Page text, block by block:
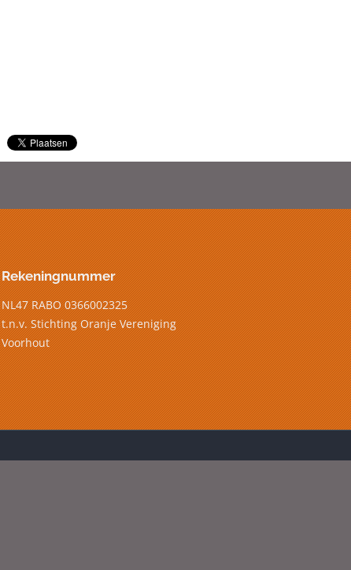
Rekeningnummer
NL47 RABO 0366002325
t.n.v. Stichting Oranje Vereniging
Voorhout